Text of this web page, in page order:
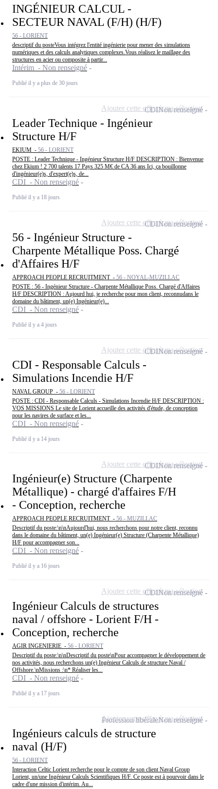
INGÉNIEUR CALCUL -
SECTEUR NAVAL (F/H) (H/F)
56 - LORIENT
descriptif du posteVous intégrez l'entité ingénierie pour mener des simulations
numériques et des calculs analytiques complexes.Vous réalisez le maillage des
structures en acier ou composite à partir...
Intérim - Non renseigné
Publié il y a plus de 30 jours
Leader Technique - Ingénieur
Structure H/F
EKIUM - 56 - LORIENT
POSTE : Leader Technique - Ingénieur Structure H/F DESCRIPTION : Bienvenue
chez Ekium ! 2 700 talents 17 Pays 325 M€ de CA 36 ans Ici, ça bouillonne
d'ingénieur(e)s, d'expert(e)s, de...
CDI - Non renseigné
Publié il y a 18 jours
CDINon renseigné
Ajouter cette offre à ma sélection
56 - Ingénieur Structure -
Charpente Métallique Poss. Chargé
d'Affaires H/F
APPROACH PEOPLE RECRUITMENT - 56 - NOYAL-MUZILLAC
POSTE : 56 - Ingénieur Structure - Charpente Métallique Poss. Chargé d'Affaires
H/F DESCRIPTION : Aujourd hui, je recherche pour mon client, reconnudans le
domaine du bâtiment, un(e) Ingénieur(e)...
CDI - Non renseigné
Publié il y a 4 jours
CDINon renseigné
Ajouter cette offre à ma sélection
CDI - Responsable Calculs -
Simulations Incendie H/F
NAVAL GROUP - 56 - LORIENT
POSTE : CDI - Responsable Calculs - Simulations Incendie H/F DESCRIPTION :
VOS MISSIONS Le site de Lorient accueille des activités d'étude, de conception
pour les navires de surface et les...
CDI - Non renseigné
Publié il y a 14 jours
CDINon renseigné
Ajouter cette offre à ma sélection
Ingénieur(e) Structure (Charpente
Métallique) - chargé d'affaires F/H
- Conception, recherche
APPROACH PEOPLE RECRUITMENT - 56 - MUZILLAC
Descriptif du poste:\n\nAujourd'hui, nous recherchons pour notre client, reconnu
dans le domaine du bâtiment, un(e) Ingénieur(e) Structure (Charpente Métallique)
H/F pour accompagner son...
CDI - Non renseigné
Publié il y a 16 jours
CDINon renseigné
Ajouter cette offre à ma sélection
Ingénieur Calculs de structures
naval / offshore - Lorient F/H -
Conception, recherche
AGIR INGENIERIE - 56 - LORIENT
Descriptif du poste:\n\nDescriptif du poste\nPour accompagner le développement de
nos activités, nous recherchons un(e) Ingénieur Calculs de structure Naval /
Offshore.\nMissions :\n* Réaliser les...
CDI - Non renseigné
Publié il y a 17 jours
CDINon renseigné
Ajouter cette offre à ma sélection
Ingénieurs calculs de structure
naval (H/F)
56 - LORIENT
Interaction Celtic Lorient recherche pour le compte de son client Naval Group
Lorient, un/une Ingénieur Calculs Scientifiques H/F. Ce poste est à pourvoir dans le
cadre d'une mission d'intérim. Au...
Profession libéraleNon renseigné
Ajouter cette offre à ma sélection